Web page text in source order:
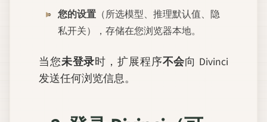
您的设置 （所选模型、推理默认值、隐
私开关），存储在您浏览器本地。
当您未登录时，扩展程序不会向 Divinci
发送任何浏览信息。